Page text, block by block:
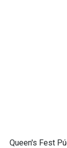
Queen's Fest